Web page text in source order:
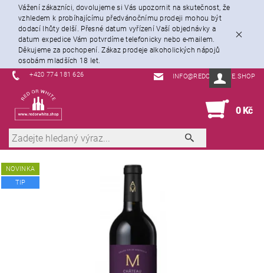
Vážení zákazníci, dovolujeme si Vás upozornit na skutečnost, že
vzhledem k probíhajícímu předvánočnímu prodeji mohou být
dodací lhůty delší. Přesné datum vyřízení Vaší objednávky a
datum expedice Vám potvrdíme telefonicky nebo e-mailem.
Děkujeme za pochopení. Zákaz prodeje alkoholických nápojů
osobám mladších 18 let.
+420 774 181 626 INFO@REDORWHITE.SHOP
0 Kč
NOVINKA
TIP